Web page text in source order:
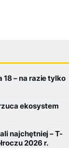
18 – na razie tylko
ekosystem
najchętniej – T-
2026 r.